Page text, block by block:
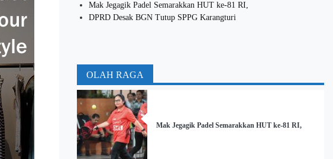
Mak Jegagik Padel Semarakkan HUT ke-81 RI,
DPRD Desak BGN Tutup SPPG Karangturi
OLAH RAGA
Mak Jegagik Padel Semarakkan HUT ke-81 RI,